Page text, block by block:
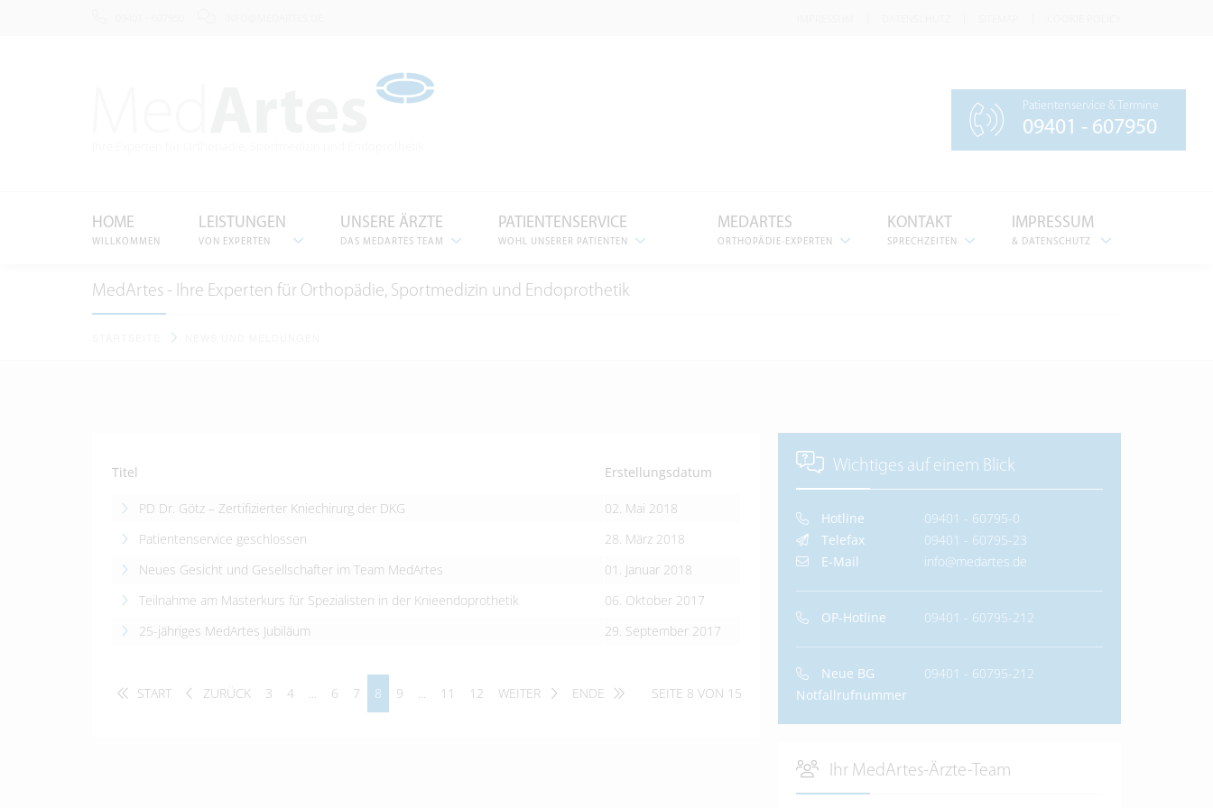
Patientenservice & Termine
09401 - 607950
HOME
WILLKOMMEN
LEISTUNGEN
VON EXPERTEN
UNSERE ÄRZTE
DAS MEDARTES TEAM
PATIENTENSERVICE
WOHL UNSERER PATIENTEN
IMPRESSUM
& DATENSCHUTZ
KONTAKT
SPRECHZEITEN
MEDARTES
ORTHOPÄDIE-EXPERTEN
MedArtes - Ihre Experten für Orthopädie, Sportmedizin und Endoprothetik
Titel Erstellungsdatum
PD Dr. Götz – Zertifizierter Kniechirurg der DKG
02. Mai 2018
Patientenservice geschlossen
28. März 2018
Neues Gesicht und Gesellschafter im Team MedArtes
01. Januar 2018
Teilnahme am Masterkurs für Spezialisten in der Knieendoprothetik
06. Oktober 2017
25-jähriges MedArtes Jubiläum
29. September 2017
SEITE 8 VON 15
START ZURÜCK 3 4 ... 6 7 8 9 ... 11 12 WEITER ENDE
Wichtiges auf einem Blick
Hotline
09401 - 60795-0
Telefax
09401 - 60795-23
E-Mail
info@medartes.de
OP-Hotline 09401 - 60795-212
Neue BG
Notfallrufnummer
09401 - 60795-212
Ihr MedArtes-Ärzte-Team